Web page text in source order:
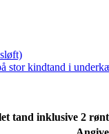
stor kindtand i
tand inklusive 2